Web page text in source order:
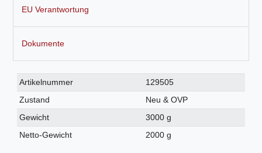
EU Verantwortung
Dokumente
Technisches
Merkmal
Wert
Artikelnummer
129505
Zustand
Neu & OVP
Gewicht
3000 g
Netto-Gewicht
2000 g